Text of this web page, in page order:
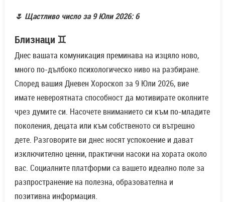
🌷 Щастливо число за 9 Юли 2026: 6
Близнаци ♊
Днес вашата комуникация преминава на изцяло ново,
много по-дълбоко психологическо ниво на разбиране.
Според вашия Дневен Хороскоп за 9 Юли 2026, вие
имате невероятната способност да мотивирате околните
чрез думите си. Насочете вниманието си към по-младите
поколения, децата или към собственото си вътрешно
дете. Разговорите ви днес носят успокоение и дават
изключително ценни, практични насоки на хората около
вас. Социалните платформи са вашето идеално поле за
разпространение на полезна, образователна и
позитивна информация.